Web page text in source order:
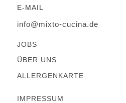
E-MAIL
info@mixto-cucina.de
JOBS
ÜBER UNS
ALLERGENKARTE
IMPRESSUM